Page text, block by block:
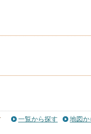
一覧から探す 地図か